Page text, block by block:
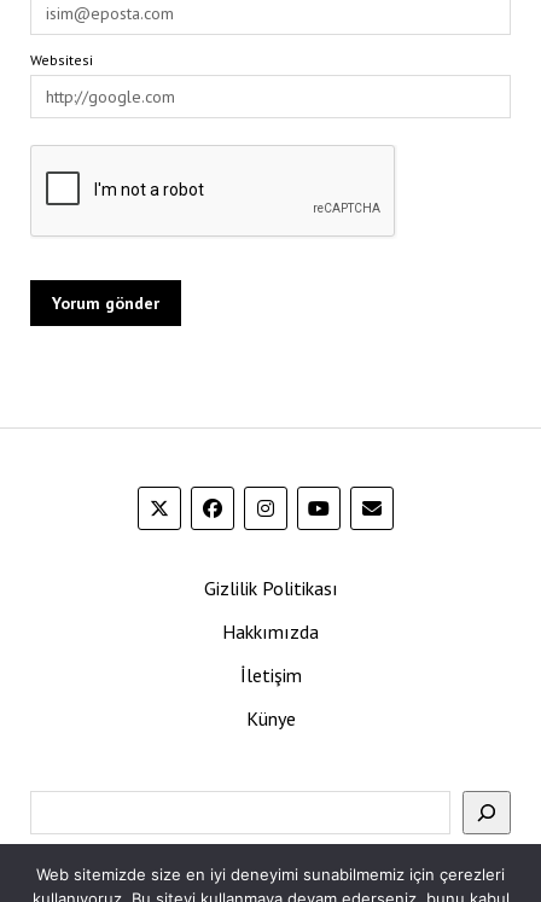
Websitesi
Gizlilik Politikası
Hakkımızda
İletişim
Künye
Web sitemizde size en iyi deneyimi sunabilmemiz için çerezleri